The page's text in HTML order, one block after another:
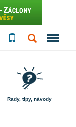
Rady, tipy, návody